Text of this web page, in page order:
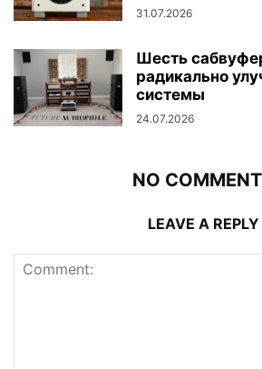
31.07.2026
Шесть
радикально
системы
24.07.2026
NO
LEAVE A REPLY